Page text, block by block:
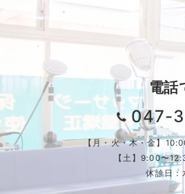
ジ
送
り
電話
047-
【月・火・木・金】
【土】9:00〜
休診日：